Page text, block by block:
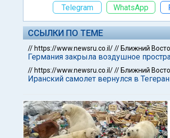
Telegram
WhatsApp
ССЫЛКИ ПО ТЕМЕ
// https://www.newsru.co.il/// Ближний
Германия закрыла воздушное
// https://www.newsru.co.il/// Ближний
Иранский самолет вернулся в